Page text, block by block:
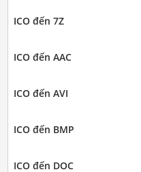
ICO đến 7Z
ICO đến AAC
ICO đến AVI
ICO đến BMP
ICO đến DOC